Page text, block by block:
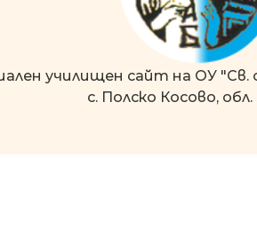
училищен сайт на ОУ "Св.
с. Полско Косово, обл.